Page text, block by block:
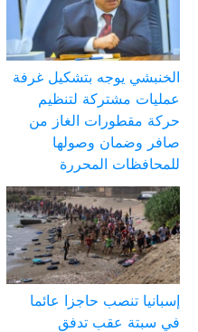
الخنبشي يوجه بتشكيل غرفة
عمليات مشتركة لتنظيم
حركة مقطورات الغاز من
صافر وضمان وصولها
للمحافظات المحررة
إسبانيا تنصب حاجزا عائما
في سبتة عقب تدفق